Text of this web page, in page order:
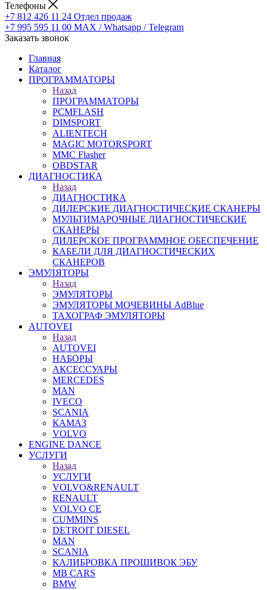
Телефоны
+7 812 426 11 24 Отдел продаж
+7 995 595 11 00 MAX / Whatsapp / Telegram
Заказать звонок
Главная
Каталог
ПРОГРАММАТОРЫ
Назад
ПРОГРАММАТОРЫ
PCMFLASH
DIMSPORT
ALIENTECH
MAGIC MOTORSPORT
MMC Flasher
OBDSTAR
ДИАГНОСТИКА
Назад
ДИАГНОСТИКА
ДИЛЕРСКИЕ ДИАГНОСТИЧЕСКИЕ СКАНЕРЫ
МУЛЬТИМАРОЧНЫЕ ДИАГНОСТИЧЕСКИЕ
СКАНЕРЫ
ДИЛЕРСКОЕ ПРОГРАММНОЕ ОБЕСПЕЧЕНИЕ
КАБЕЛИ ДЛЯ ДИАГНОСТИЧЕСКИХ
СКАНЕРОВ
ЭМУЛЯТОРЫ
Назад
ЭМУЛЯТОРЫ
ЭМУЛЯТОРЫ МОЧЕВИНЫ АdBlue
ТАХОГРАФ ЭМУЛЯТОРЫ
AUTOVEI
Назад
AUTOVEI
НАБОРЫ
АКСЕССУАРЫ
MERCEDES
MAN
IVECO
SCANIA
КАМАЗ
VOLVO
ENGINE DANCE
УСЛУГИ
Назад
УСЛУГИ
VOLVO&RENAULT
RENAULT
VOLVO CE
CUMMINS
DETROIT DIESEL
MAN
SCANIA
КАЛИБРОВКА ПРОШИВОК ЭБУ
MB CARS
BMW